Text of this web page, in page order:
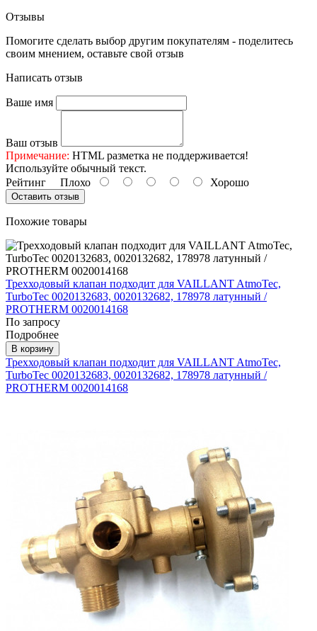
Отзывы
Помогите сделать выбор другим покупателям - поделитесь
своим мнением, оставьте свой отзыв
Написать отзыв
Ваше имя
Ваш отзыв
Примечание: HTML разметка не поддерживается!
Используйте обычный текст.
Рейтинг Плохо Хорошо
Оставить отзыв
Похожие товары
Трехходовый клапан подходит для VAILLANT AtmoTec,
TurboTec 0020132683, 0020132682, 178978 латунный /
PROTHERM 0020014168
По запросу
Подробнее
В корзину
Трехходовый клапан подходит для VAILLANT AtmoTec,
TurboTec 0020132683, 0020132682, 178978 латунный /
PROTHERM 0020014168